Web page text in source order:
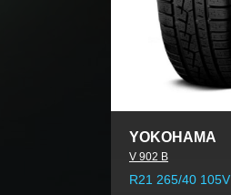
YOKOHAMA
V 902 B
R21 265/40 105V